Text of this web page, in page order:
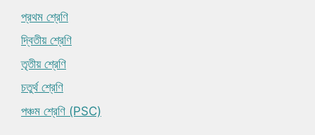
প্রথম শ্রেণি
দ্বিতীয় শ্রেণি
তৃতীয় শ্রেণি
চতুর্থ শ্রেণি
পঞ্চম শ্রেণি (PSC)